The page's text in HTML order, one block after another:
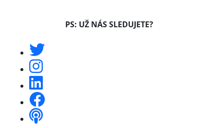
PS: UŽ NÁS SLEDUJETE?